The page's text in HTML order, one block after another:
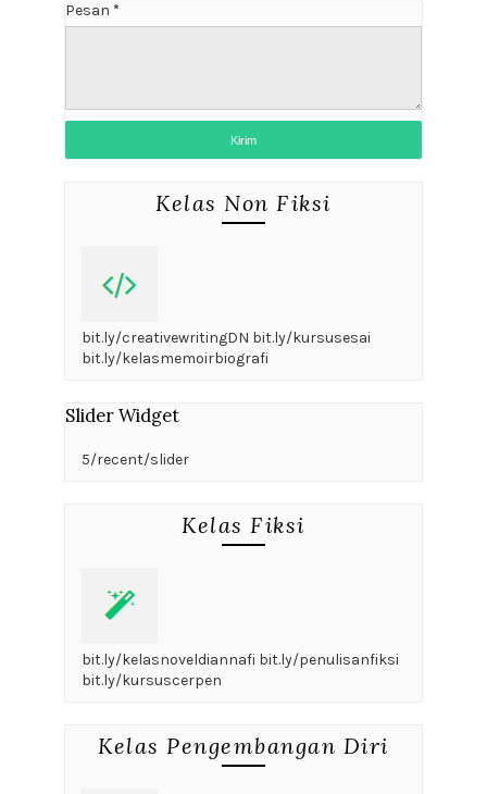
Pesan *
Kelas Non Fiksi
bit.ly/creativewritingDN bit.ly/kursusesai
bit.ly/kelasmemoirbiografi
Slider Widget
5/recent/slider
Kelas Fiksi
bit.ly/kelasnoveldiannafi bit.ly/penulisanfiksi
bit.ly/kursuscerpen
Kelas Pengembangan Diri